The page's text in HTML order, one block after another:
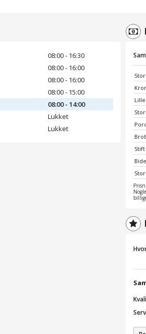
08:00 - 16:30
08:00 - 16:00
08:00 - 16:00
08:00 - 15:00
08:00 - 14:00
Lukket
Lukket